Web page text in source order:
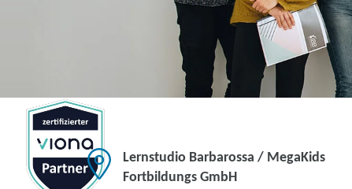
Lernstudio Barbarossa / MegaKids
Fortbildungs GmbH